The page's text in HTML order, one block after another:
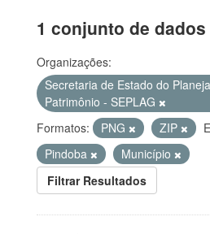
1 conjunto de
Organizações:
Secretaria de Estado do
Patrimônio - SEPLAG
Formatos:
PNG ZIP
Pindoba
Município
Filtrar Resultados